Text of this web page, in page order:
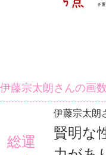
伊藤宗太朗さんの画
総運
伊藤宗太朗
賢明な